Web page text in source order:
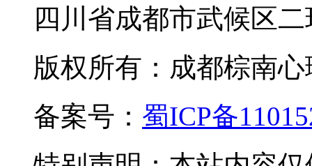
四川省成都市武候区
版权所有：成都棕南
备案号： 蜀ICP备